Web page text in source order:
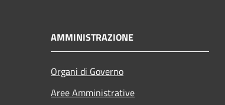
AMMINISTRAZIONE
Organi di Governo
Aree Amministrative